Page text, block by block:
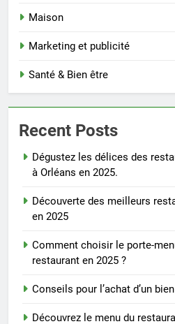
Maison
Marketing et publicité
Santé & Bien être
Recent Posts
Dégustez les délices des
à Orléans en 2025.
Découverte des meilleurs
en 2025
Comment choisir le porte-
restaurant en 2025 ?
Conseils pour l’achat d’un
Découvrez le menu du